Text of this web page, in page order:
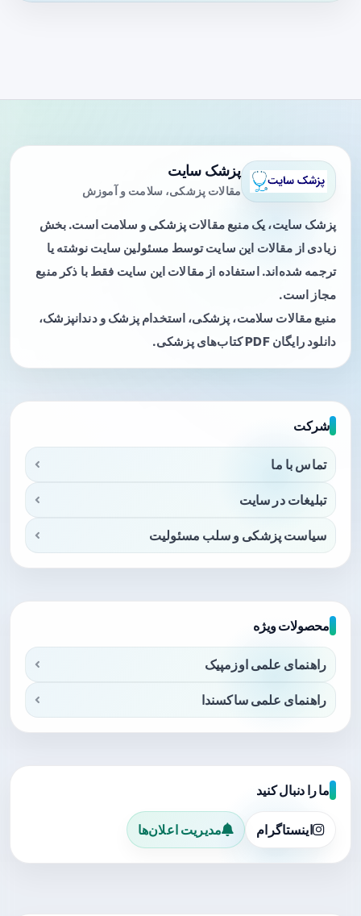
پزشک سایت
مقالات پزشکی، سلامت و آموزش
پزشک سایت، یک منبع مقالات پزشکی و سلامت است. بخش
زیادی از مقالات این سایت توسط مسئولین سایت نوشته یا
ترجمه شده‌اند. استفاده از مقالات این سایت فقط با ذکر منبع
مجاز است.
منبع مقالات سلامت، پزشکی، استخدام پزشک و دندانپزشک،
دانلود رایگان PDF کتاب‌های پزشکی.
شرکت
تماس با ما
تبلیغات در سایت
سیاست پزشکی و سلب مسئولیت
محصولات ویژه
راهنمای علمی اوزمپیک
راهنمای علمی ساکسندا
ما را دنبال کنید
اینستاگرام مدیریت اعلان‌ها